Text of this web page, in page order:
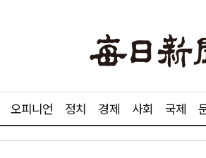
오피니언 정치 경제 사회 국제